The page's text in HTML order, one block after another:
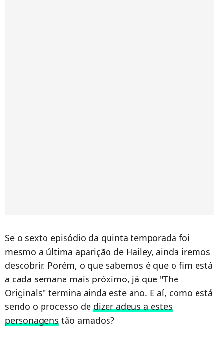
Se o sexto episódio da quinta temporada foi
mesmo a última aparição de Hailey, ainda iremos
descobrir. Porém, o que sabemos é que o fim está
a cada semana mais próximo, já que "The
Originals" termina ainda este ano. E aí, como está
sendo o processo de dizer adeus a estes
personagens tão amados?